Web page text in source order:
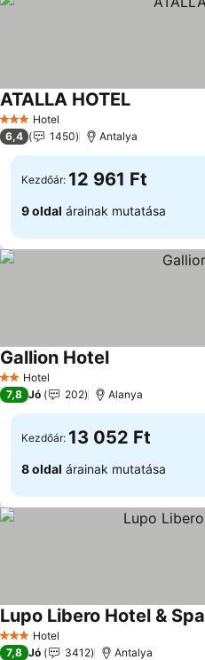
3 Kategória
Hotel
ATALLA HOTEL
6,4 1450 Antalya
Kezdőár: 12 961 Ft
9 oldal árainak mutatása
2 Kategória
Hotel
Gallion Hotel
7,8 Jó 202 Alanya
Kezdőár: 13 052 Ft
8 oldal árainak mutatása
3 Kategória
Hotel
Lupo Libero Hotel & Spa
7,8 Jó 3412 Antalya